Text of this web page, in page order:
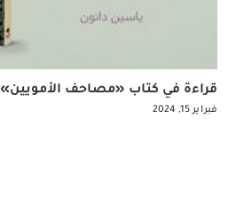
قراءة في كتاب «مصاحف الأمويين»
فبراير 15, 2024